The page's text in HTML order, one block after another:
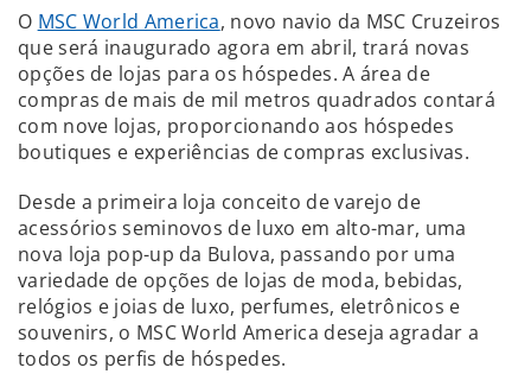
O MSC World America, novo navio da MSC Cruzeiros
que será inaugurado agora em abril, trará novas
opções de lojas para os hóspedes. A área de
compras de mais de mil metros quadrados contará
com nove lojas, proporcionando aos hóspedes
boutiques e experiências de compras exclusivas.
Desde a primeira loja conceito de varejo de
acessórios seminovos de luxo em alto-mar, uma
nova loja pop-up da Bulova, passando por uma
variedade de opções de lojas de moda, bebidas,
relógios e joias de luxo, perfumes, eletrônicos e
souvenirs, o MSC World America deseja agradar a
todos os perfis de hóspedes.